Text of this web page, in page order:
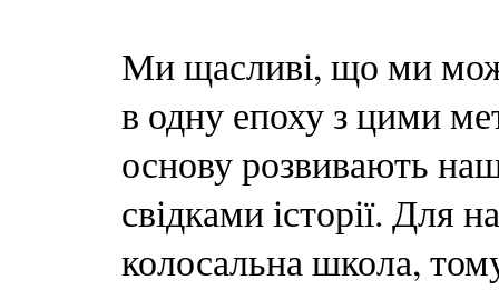
Ми щасливі, що ми
в одну епоху з цими
основу розвивають
свідками історії. Для
колосальна школа,